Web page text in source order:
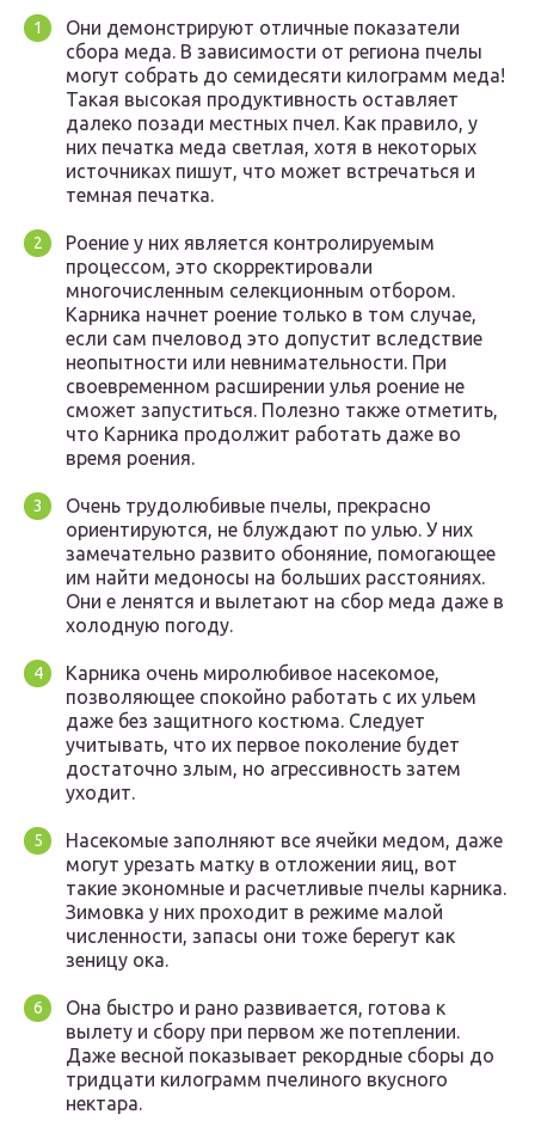
Они демонстрируют отличные показатели
сбора меда. В зависимости от региона пчелы
могут собрать до семидесяти килограмм меда!
Такая высокая продуктивность оставляет
далеко позади местных пчел. Как правило, у
них печатка меда светлая, хотя в некоторых
источниках пишут, что может встречаться и
темная печатка.
Роение у них является контролируемым
процессом, это скорректировали
многочисленным селекционным отбором.
Карника начнет роение только в том случае,
если сам пчеловод это допустит вследствие
неопытности или невнимательности. При
своевременном расширении улья роение не
сможет запуститься. Полезно также отметить,
что Карника продолжит работать даже во
время роения.
Очень трудолюбивые пчелы, прекрасно
ориентируются, не блуждают по улью. У них
замечательно развито обоняние, помогающее
им найти медоносы на больших расстояниях.
Они е ленятся и вылетают на сбор меда даже в
холодную погоду.
Карника очень миролюбивое насекомое,
позволяющее спокойно работать с их ульем
даже без защитного костюма. Следует
учитывать, что их первое поколение будет
достаточно злым, но агрессивность затем
уходит.
Насекомые заполняют все ячейки медом, даже
могут урезать матку в отложении яиц, вот
такие экономные и расчетливые пчелы карника.
Зимовка у них проходит в режиме малой
численности, запасы они тоже берегут как
зеницу ока.
Она быстро и рано развивается, готова к
вылету и сбору при первом же потеплении.
Даже весной показывает рекордные сборы до
тридцати килограмм пчелиного вкусного
нектара.